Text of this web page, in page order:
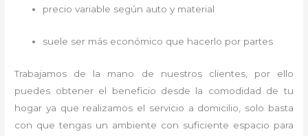
precio variable según auto y material
suele ser más económico que hacerlo por partes
Trabajamos de la mano de nuestros clientes, por ello
puedes obtener el beneficio desde la comodidad de tu
hogar ya que realizamos el servicio a domicilio, solo basta
con que tengas un ambiente con suficiente espacio para